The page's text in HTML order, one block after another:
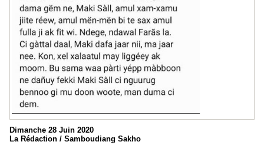
Dimanche 28 Juin 2020
La Rédaction / Samboudiang Sakho